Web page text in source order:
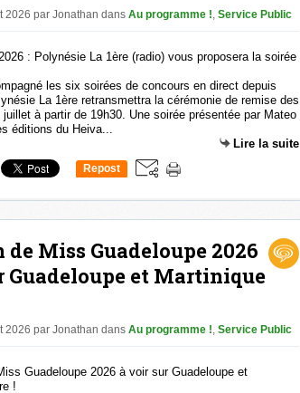
2026 par Jonathan dans Au programme !, Service Public
les six soirées de concours en direct depuis
La 1ère retransmettra la cérémonie de remise des
à partir de 19h30. Une soirée présentée par Mateo
éditions du Heiva...
Lire la suite
Repost
de Miss Guadeloupe 2026
Guadeloupe et Martinique
2026 par Jonathan dans Au programme !, Service Public